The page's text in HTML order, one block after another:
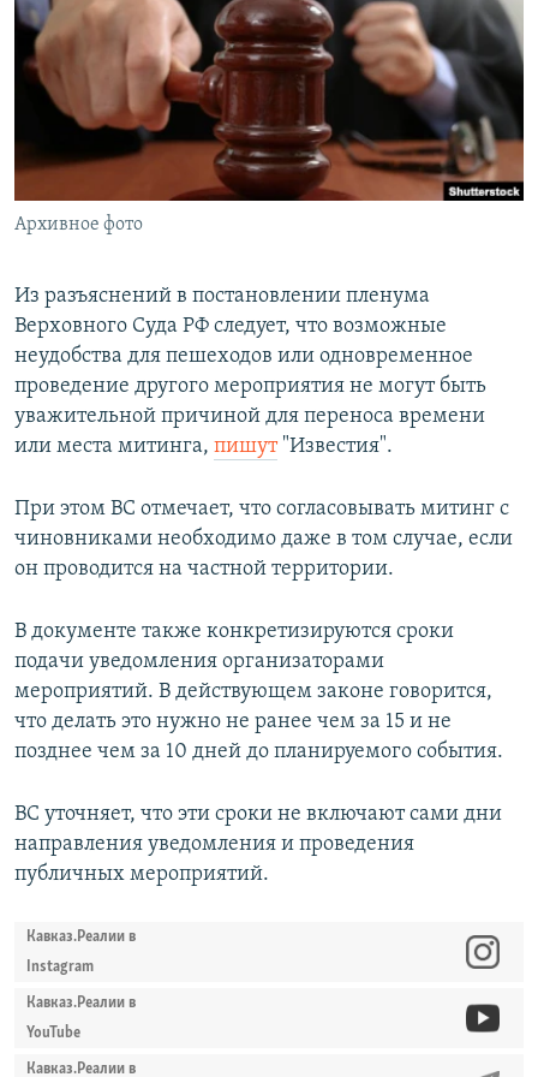
РАСПИСАНИЕ ВЕЩАНИЯ
ПОДПИШИТЕСЬ НА РАССЫЛКУ
СОЦИАЛЬНЫЕ СЕТИ
Все сайты РСЕ/РС
Архивное фото
Из разъяснений в постановлении пленума
Верховного Суда РФ следует, что возможные
неудобства для пешеходов или одновременное
проведение другого мероприятия не могут быть
уважительной причиной для переноса времени
или места митинга, пишут"Известия".
При этом ВС отмечает, что согласовывать митинг с
чиновниками необходимо даже в том случае, если
он проводится на частной территории.
​В документе также конкретизируются сроки
подачи уведомления организаторами
мероприятий. В действующем законе говорится,
что делать это нужно не ранее чем за 15 и не
позднее чем за 10 дней до планируемого события.
ВС уточняет, что эти сроки не включают сами дни
направления уведомления и проведения
публичных мероприятий.
Кавказ.Реалии в
Instagram
Кавказ.Реалии в
YouTube
Кавказ.Реалии в